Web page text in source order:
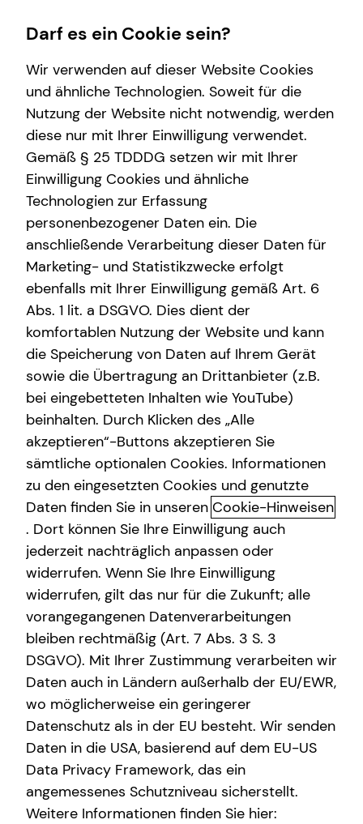
Wissenswertes
Über tecis
Impressum
Falk Kessler
Selbstständiger Repräsentant für die tecis
Finanzdienstleistungen AG
Hauptstraße 37
69117 Heidelberg
Mobil: +49 (151) 43141367
E-Mail:falk.kessler@tecis.de
Verantwortlicher im Sinne des § 18 Abs. 2
MStV
Falk Kessler
Hauptstraße 37
69117 Heidelberg
Erlaubnis nach § 34d GewO​
Aufsichtsbehörde:
IHK Wiesbaden
Wilhelmstraße 24-26
65183 Wiesbaden
Registrierungsnummer: D-X7X6-9T70Q-55
Berufsbezeichnung: Versicherungsvertreter mit Erlaubnis
nach § 34 d Abs. 1 GewO Bundesrepublik Deutschland
Berufsrechtliche Regelungen: § 34 d Gewerbeordnung
Versicherungsvertrag (VVG), Verordnung über die
Versicherungsvermittlung und -beratung (VersVermV),
abrufbar unterwww.gesetze-im-internet.de
Darf es ein Cookie sein?
Wir verwenden auf dieser Website Cookies
und ähnliche Technologien. Soweit für die
Nutzung der Website nicht notwendig, werden
diese nur mit Ihrer Einwilligung verwendet.
Gemäß § 25 TDDDG setzen wir mit Ihrer
Einwilligung Cookies und ähnliche
Technologien zur Erfassung
personenbezogener Daten ein. Die
anschließende Verarbeitung dieser Daten für
Marketing- und Statistikzwecke erfolgt
ebenfalls mit Ihrer Einwilligung gemäß Art. 6
Abs. 1 lit. a DSGVO. Dies dient der
komfortablen Nutzung der Website und kann
die Speicherung von Daten auf Ihrem Gerät
sowie die Übertragung an Drittanbieter (z.B.
bei eingebetteten Inhalten wie YouTube)
beinhalten. Durch Klicken des „Alle
akzeptieren“-Buttons akzeptieren Sie
sämtliche optionalen Cookies. Informationen
zu den eingesetzten Cookies und genutzte
Daten finden Sie in unseren Cookie-Hinweisen
. Dort können Sie Ihre Einwilligung auch
jederzeit nachträglich anpassen oder
widerrufen. Wenn Sie Ihre Einwilligung
widerrufen, gilt das nur für die Zukunft; alle
vorangegangenen Datenverarbeitungen
bleiben rechtmäßig (Art. 7 Abs. 3 S. 3
DSGVO). Mit Ihrer Zustimmung verarbeiten wir
Daten auch in Ländern außerhalb der EU/EWR,
wo möglicherweise ein geringerer
Datenschutz als in der EU besteht. Wir senden
Daten in die USA, basierend auf dem EU-US
Data Privacy Framework, das ein
angemessenes Schutzniveau sicherstellt.
Weitere Informationen finden Sie hier: